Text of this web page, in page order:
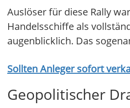
Auslöser für diese Rally
Handelsschiffe als
augenblicklich. Das
Sollten Anleger sofort
Geopolitischer